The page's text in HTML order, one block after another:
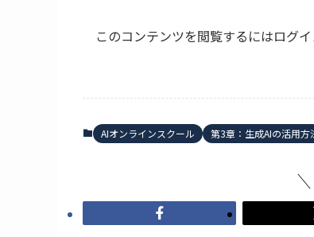
このコンテンツを閲覧するにはログ
AIオンラインスクール 第3章：生成AIの活用方